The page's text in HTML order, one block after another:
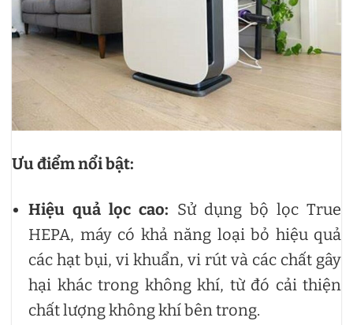
Ưu điểm nổi bật:
Hiệu quả lọc cao: Sử dụng bộ lọc True
HEPA, máy có khả năng loại bỏ hiệu quả
các hạt bụi, vi khuẩn, vi rút và các chất gây
hại khác trong không khí, từ đó cải thiện
chất lượng không khí bên trong.